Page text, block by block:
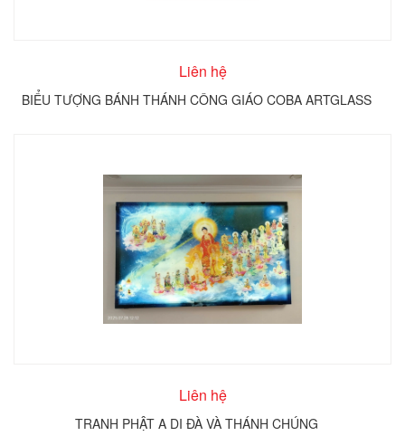
Liên hệ
BIỂU TƯỢNG BÁNH THÁNH CÔNG GIÁO COBA ARTGLASS
Liên hệ
TRANH PHẬT A DI ĐÀ VÀ THÁNH CHÚNG